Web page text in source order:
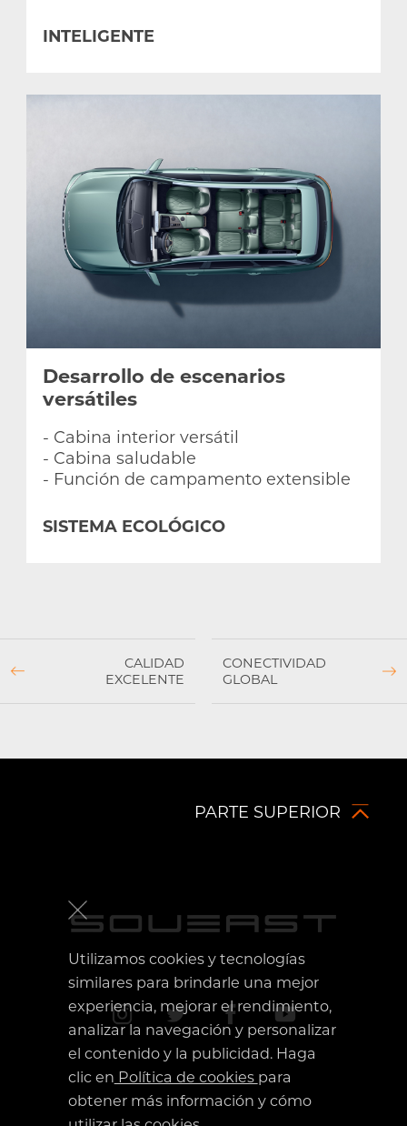
Utilizamos cookies y tecnologías
similares para brindarle una mejor
experiencia, mejorar el rendimiento,
analizar la navegación y personalizar
el contenido y la publicidad. Haga
clic en Política de cookies para
obtener más información y cómo
INTELIGENTE
Desarrollo de escenarios
versátiles
- Cabina interior versátil
- Cabina saludable
- Función de campamento extensible
SISTEMA ECOLÓGICO
CALIDAD
EXCELENTE
CONECTIVIDAD
GLOBAL
PARTE SUPERIOR